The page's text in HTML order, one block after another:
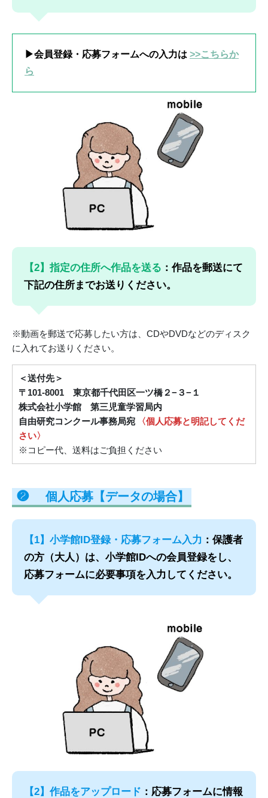
▶会員登録・応募フォームへの入力は >>こちらか
ら
【2】指定の住所へ作品を送る ：作品を郵送にて
下記の住所までお送りください。
※動画を郵送で応募したい方は、CDやDVDなどのディスク
に入れてお送りください。
＜送付先＞
〒101-8001 東京都千代田区一ツ橋２−３−１
株式会社小学館 第三児童学習局内
自由研究コンクール事務局宛
〈個人応募と明記してくだ
さい〉
※コピー代、送料はご負担ください
❷ 個人応募【データの場合】
【1】小学館ID登録・応募フォーム入力 ：保護者
の方（大人）は、小学館IDへの会員登録をし、
応募フォームに必要事項を入力してください。
【2】作品をアップロード ：応募フォームに情報